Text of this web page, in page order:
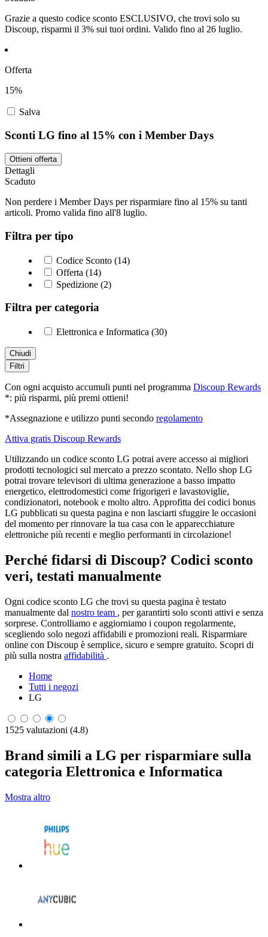
Grazie a questo codice sconto ESCLUSIVO, che trovi solo su
Discoup, risparmi il 3% sui tuoi ordini. Valido fino al 26 luglio.
Offerta
15%
Salva
Sconti LG fino al 15% con i Member Days
Ottieni offerta
Dettagli
Scaduto
Non perdere i Member Days per risparmiare fino al 15% su tanti
articoli. Promo valida fino all'8 luglio.
Filtra per tipo
Codice Sconto (14)
Offerta (14)
Spedizione (2)
Filtra per categoria
Elettronica e Informatica (30)
Chiudi
Filtri
Con ogni acquisto accumuli punti nel programma Discoup Rewards
*: più risparmi, più premi ottieni!
*Assegnazione e utilizzo punti secondo regolamento
Attiva gratis Discoup Rewards
Utilizzando un codice sconto LG potrai avere accesso ai migliori
prodotti tecnologici sul mercato a prezzo scontato. Nello shop LG
potrai trovare televisori di ultima generazione a basso impatto
energetico, elettrodomestici come frigorigeri e lavastoviglie,
condizionatori, notebook e molto altro. Approfitta dei codici bonus
LG pubblicati su questa pagina e non lasciarti sfuggire le occasioni
del momento per rinnovare la tua casa con le apparecchiature
elettroniche più recenti e meglio performanti in circolazione!
Perché fidarsi di Discoup? Codici sconto
veri, testati manualmente
Ogni codice sconto LG che trovi su questa pagina è testato
manualmente dal nostro team , per garantirti solo sconti attivi e senza
sorprese. Controlliamo e aggiorniamo i coupon regolarmente,
scegliendo solo negozi affidabili e promozioni reali. Risparmiare
online con Discoup è semplice, sicuro e sempre gratuito. Scopri di
più sulla nostra affidabilità .
Home
Tutti i negozi
LG
1525 valutazioni (4.8)
Brand simili a LG per risparmiare sulla
categoria Elettronica e Informatica
Mostra altro